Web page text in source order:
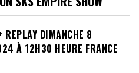
REPLAY DIMANCHE 8
À 12H30 HEURE FRANCE